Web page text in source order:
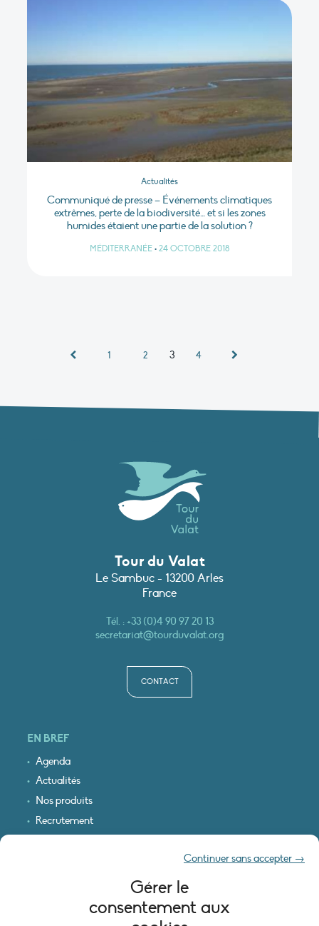
Gérer le
consentement aux
Continuer sans accepter →
Actualités
Communiqué de presse – Événements climatiques
extrêmes, perte de la biodiversité… et si les zones
humides étaient une partie de la solution ?
MÉDITERRANÉE • 24 OCTOBRE 2018
1 2 3 4
Tour du Valat
Le Sambuc - 13200 Arles
France
Tél. :+33 (0)4 90 97 20 13
secretariat@tourduvalat.org
CONTACT
EN BREF
Agenda
Actualités
Nos produits
Recrutement
INFORMATIONS LÉGALES
Mentions légales